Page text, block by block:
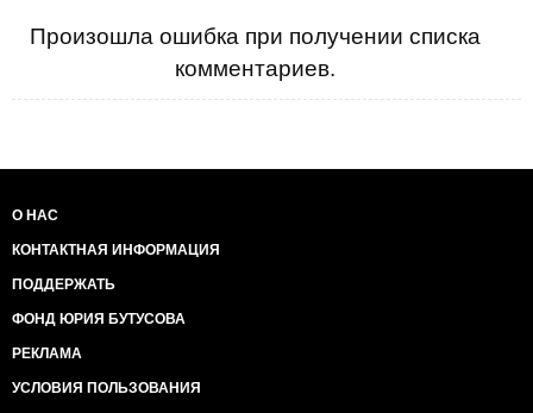
Произошла ошибка при получении списка
комментариев.
О НАС
КОНТАКТНАЯ ИНФОРМАЦИЯ
ПОДДЕРЖАТЬ
ФОНД ЮРИЯ БУТУСОВА
РЕКЛАМА
УСЛОВИЯ ПОЛЬЗОВАНИЯ